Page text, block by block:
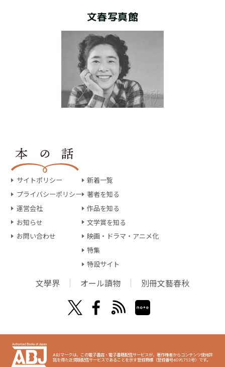
文春写真館
サイトポリシー
プライバシーポリシー
運営会社
お知らせ
お問い合わせ
新着一覧
著者を知る
作品を知る
文学賞を知る
映画・ドラマ・アニメ化
特集
特設サイト
文學界 オール讀物 別冊文藝春秋
ABJマークは、この電子書店・電子書籍配信サービスが、著作権者からコンテンツ使用許
諾を得た正規版配信サービスであることを示す登録商標（登録番号6091713号）です。